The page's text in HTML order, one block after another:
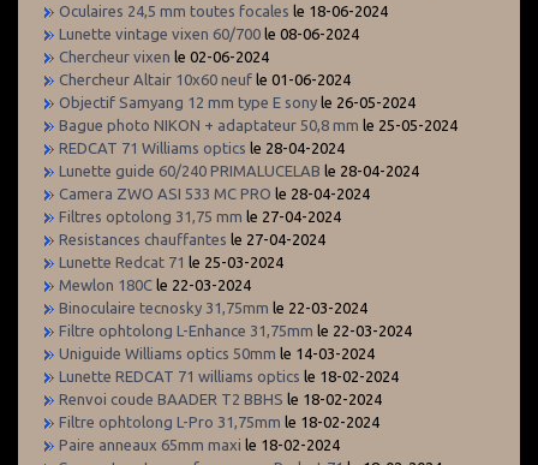
Oculaires 24,5 mm toutes focales le 18-06-2024
Lunette vintage vixen 60/700 le 08-06-2024
Chercheur vixen le 02-06-2024
Chercheur Altair 10x60 neuf le 01-06-2024
Objectif Samyang 12 mm type E sony le 26-05-2024
Bague photo NIKON + adaptateur 50,8 mm le 25-05-2024
REDCAT 71 Williams optics le 28-04-2024
Lunette guide 60/240 PRIMALUCELAB le 28-04-2024
Camera ZWO ASI 533 MC PRO le 28-04-2024
Filtres optolong 31,75 mm le 27-04-2024
Resistances chauffantes le 27-04-2024
Lunette Redcat 71 le 25-03-2024
Mewlon 180C le 22-03-2024
Binoculaire tecnosky 31,75mm le 22-03-2024
Filtre ophtolong L-Enhance 31,75mm le 22-03-2024
Uniguide Williams optics 50mm le 14-03-2024
Lunette REDCAT 71 williams optics le 18-02-2024
Renvoi coude BAADER T2 BBHS le 18-02-2024
Filtre ophtolong L-Pro 31,75mm le 18-02-2024
Paire anneaux 65mm maxi le 18-02-2024